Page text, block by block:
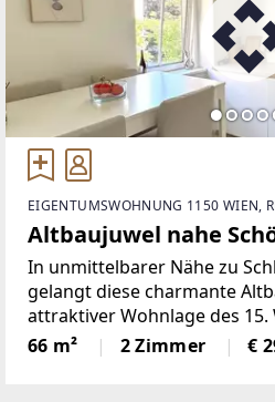
EIGENTUMSWOHNUNG 1150 WIEN,
Altbaujuwel nahe
In unmittelbarer Nähe zu
gelangt diese charmante
attraktiver Wohnlage des 15.
Gemeindebezirks zum
wurde vor etwa fünf Jahren
66 m² 2 Zimmer €